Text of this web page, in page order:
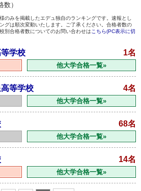
）
みを掲載したエデュ独自のランキングです。速報とし
グは順次変動いたします。ご了承ください。合格者数の
別合格者数についてのお問い合わせは こちら(PC表示に切
学校 1名
他大学合格一覧»
等学校 4名
他大学合格一覧»
68名
他大学合格一覧»
14名
他大学合格一覧»